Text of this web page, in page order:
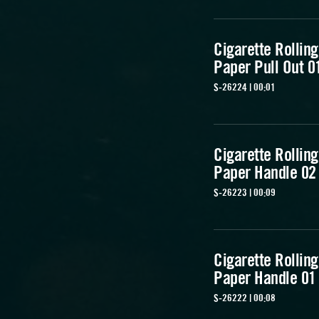
Cigarette Rolling
Paper Pull Out
S-26224 | 00:01
Cigarette Rolling
Paper Handle 02
S-26223 | 00:09
Cigarette Rolling
Paper Handle 01
S-26222 | 00:08